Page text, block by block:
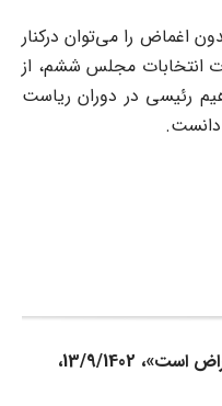
اغماض را می‌توان درکنار
انتخابات مجلس ششم، از
رئیسی در دوران ریاست
دانست.
شبکۀ افق، مستند «این یک اعتراض است»، 13/9/1402،